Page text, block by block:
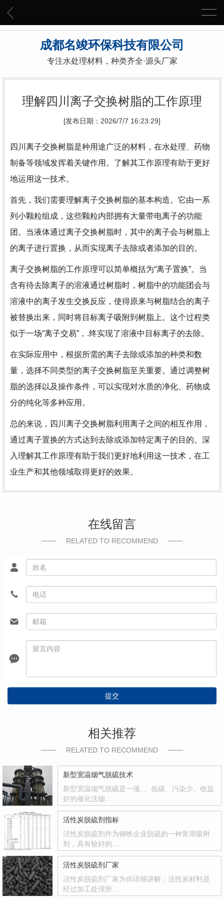
成都名竣环保科技有限公司
专注水处理材料，种类齐全·源头厂家
理解四川离子交换树脂的工作原理
[发布日期：2026/7/7 16:23:29]
四川离子交换树脂是种用途广泛的材料，在水处理、药物
制备等领域发挥着关键作用。了解其工作原理有助于更好
地运用这一技术。
首先，我们需要理解离子交换树脂的基本构造。它由一系
列小颗粒组成，这些颗粒内部拥有大量带电离子的功能
团。当液体通过离子交换树脂时，其中的离子会与树脂上
的离子进行置换，从而实现离子去除或者添加的目的。
离子交换树脂的工作原理可以简单概括为“离子置换”。当
含有待去除离子的溶液通过树脂时，树脂中的功能团会与
溶液中的离子发生交换反应，使得原来与树脂结合的离子
被替换出来，同时将目标离子吸附到树脂上。这个过程类
似于一场“离子交易”，.终实现了溶液中目标离子的去除。
在实际应用中，根据所需的离子去除或添加的种类和数
量，选择不同类型的离子交换树脂至关重要。通过调整树
脂的选择以及操作条件，可以实现对水质的净化、药物成
分的纯化等多种应用。
总的来说，四川离子交换树脂利用离子之间的相互作用，
通过离子置换的方式达到去除或添加特定离子的目的。深
入理解其工作原理有助于我们更好地利用这一技术，在工
业生产和其他领域取得更好的效果。
在线留言
RELATED TO RECOMMEND
提交
相关推荐
RELATED TO RECOMMEND
新型宽温烟气脱硫技术
新型宽温烟气脱硫是一项..、低碳、污染少、收益
好的催化法烟…
活性炭脱硫剂指标
活性炭脱硫剂作为钢铁企业脱硫的一种常用吸附
剂，具有较好的…
活性炭脱硫剂厂家
活性炭脱硫剂厂家为你详细讲解：活性炭材料是
经过加工处理所…